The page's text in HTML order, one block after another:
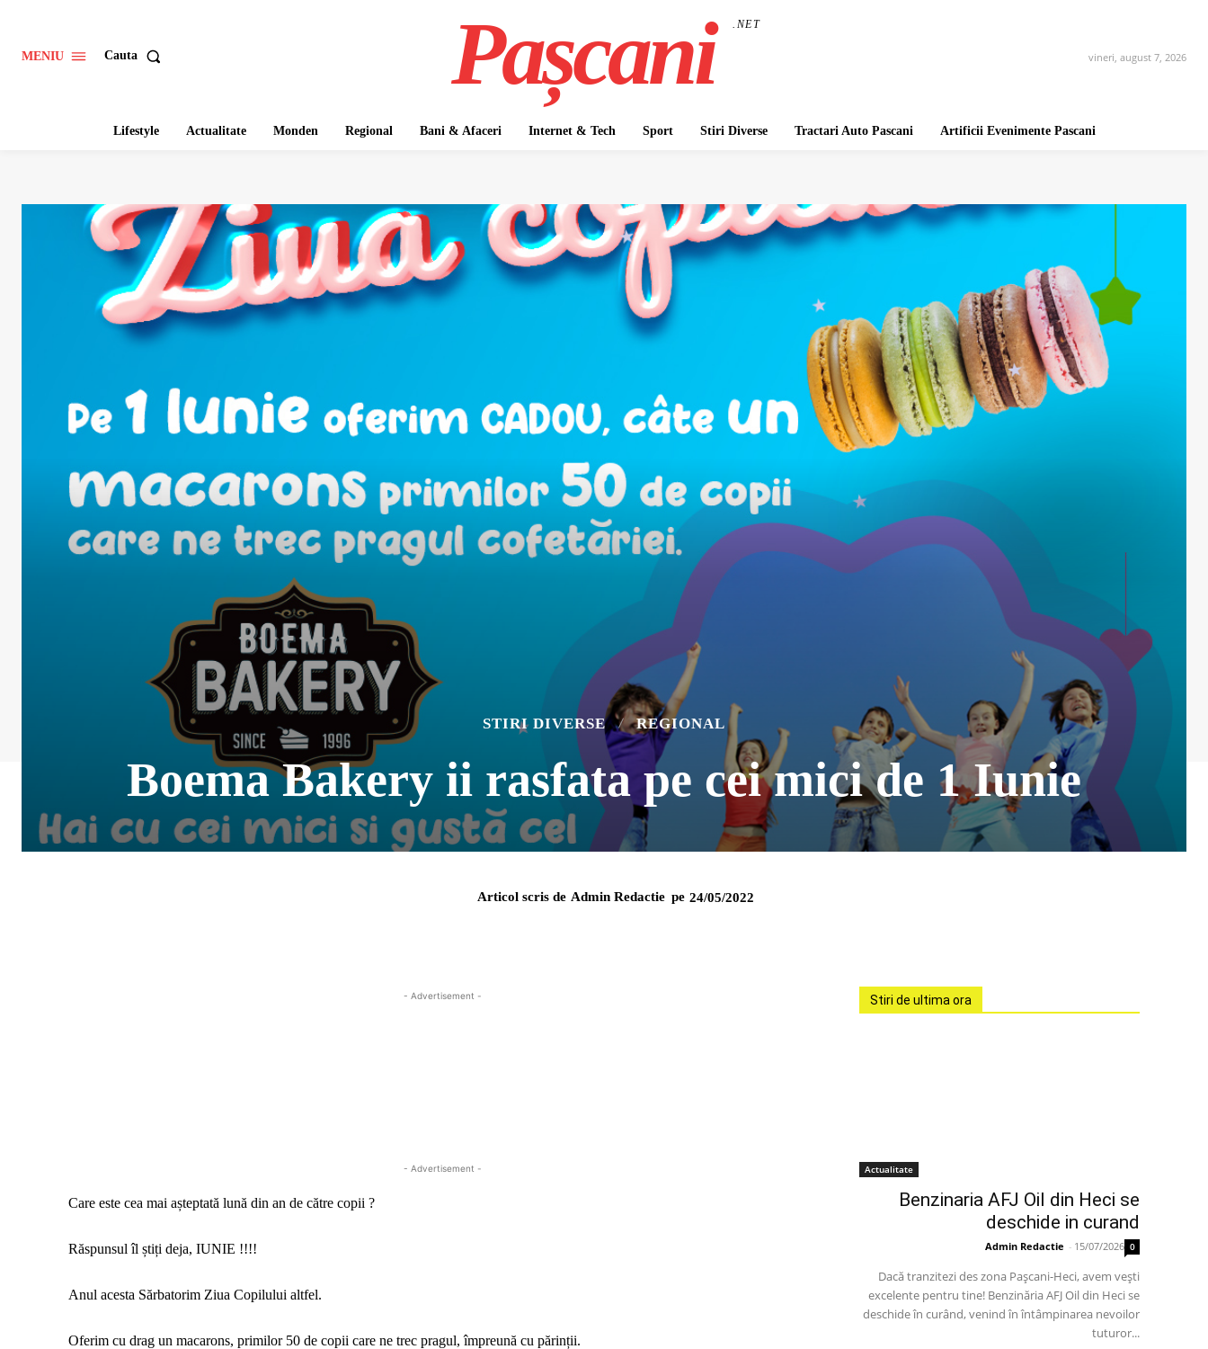
MENIU Cauta Pașcani .NET
vineri, august 7, 2026
Lifestyle Actualitate Monden Regional Bani & Afaceri Internet & Tech Sport Stiri Diverse Tractari Auto Pascani Artificii Evenimente Pascani
STIRI DIVERSE REGIONAL
Boema Bakery ii rasfata pe cei mici de 1 Iunie
Articol scris de Admin Redactie pe 24/05/2022
- Advertisement -
- Advertisement -
Care este cea mai așteptată lună din an de către copii ?
Răspunsul îl știți deja, IUNIE !!!!
Anul acesta Sărbatorim Ziua Copilului altfel.
Oferim cu drag un macarons, primilor 50 de copii care ne trec pragul, împreună cu părinții.
Stiri de ultima ora
Actualitate
Benzinaria AFJ Oil din Heci se
deschide in curand
Admin Redactie - 15/07/2026 0
Dacă tranzitezi des zona Pașcani-Heci, avem vești
excelente pentru tine! Benzinăria AFJ Oil din Heci se
deschide în curând, venind în întâmpinarea nevoilor
tuturor...